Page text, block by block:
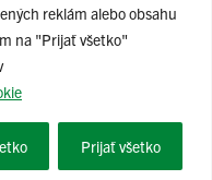
reklám alebo obsahu
na "Prijať všetko"
Prijať všetko